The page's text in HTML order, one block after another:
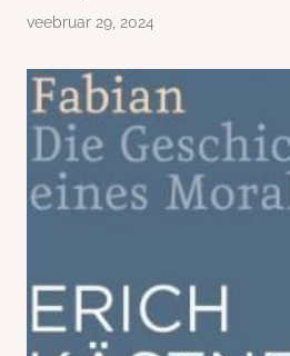
veebruar 29, 2024